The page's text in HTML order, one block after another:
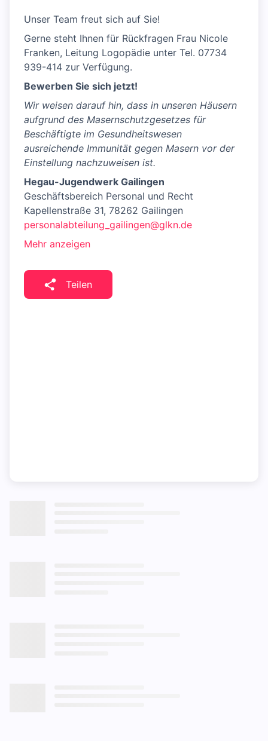
Unser Team freut sich auf Sie!
Gerne steht Ihnen für Rückfragen Frau Nicole
Franken, Leitung Logopädie unter Tel. 07734
939-414 zur Verfügung.
Bewerben Sie sich jetzt!
Wir weisen darauf hin, dass in unseren Häusern
aufgrund des Masernschutzgesetzes für
Beschäftigte im Gesundheitswesen
ausreichende Immunität gegen Masern vor der
Einstellung nachzuweisen ist.
Hegau-Jugendwerk Gailingen
Geschäftsbereich Personal und Recht
Kapellenstraße 31, 78262 Gailingen
personalabteilung_gailingen@glkn.de
Mehr anzeigen
Teilen